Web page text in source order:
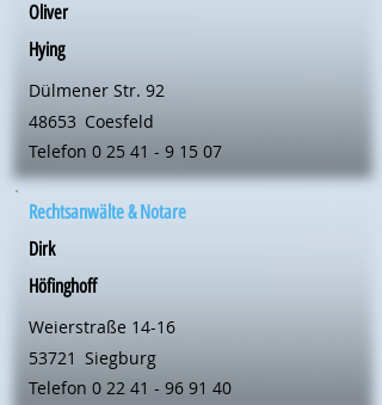
Oliver
Hying
Dülmener Str. 92
48653 Coesfeld
Telefon 0 25 41 - 9 15 07
Rechtsanwälte & Notare
Dirk
Höfinghoff
Weierstraße 14-16
53721 Siegburg
Telefon 0 22 41 - 96 91 40